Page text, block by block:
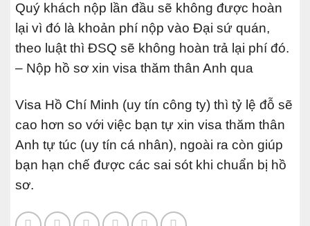
Quý khách nộp lần đầu sẽ không được hoàn
lại vì đó là khoản phí nộp vào Đại sứ quán,
theo luật thì ĐSQ sẽ không hoàn trả lại phí đó.
– Nộp hồ sơ xin visa thăm thân Anh qua
Visa Hồ Chí Minh (uy tín công ty) thì tỷ lệ đỗ sẽ
cao hơn so với việc bạn tự xin visa thăm thân
Anh tự túc (uy tín cá nhân), ngoài ra còn giúp
bạn hạn chế được các sai sót khi chuẩn bị hồ
sơ.